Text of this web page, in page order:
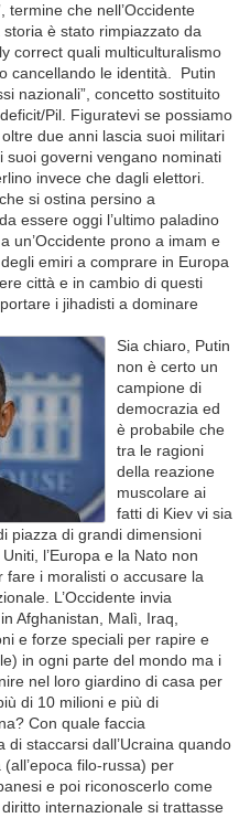
termine che nell’Occidente
è stato rimpiazzato da
correct quali multiculturalismo
cancellando le identità. Putin
nazionali”, concetto sostituito
Pil. Figuratevi se possiamo
due anni lascia suoi militari
suoi governi vengano nominati
invece che dagli elettori.
si ostina persino a
essere oggi l’ultimo paladino
un’Occidente prono a imam e
emiri a comprare in Europa
città e in cambio di questi
i jihadisti a dominare
Sia chiaro, Putin
non è certo un
campione di
democrazia ed
è probabile che
tra le ragioni
della reazione
muscolare ai
fatti di Kiev vi sia
piazza di grandi dimensioni
l’Europa e la Nato non
i moralisti o accusare la
L’Occidente invia
Afghanistan, Malì, Iraq,
e forze speciali per rapire e
in ogni parte del mondo ma i
nel loro giardino di casa per
di 10 milioni e più di
Con quale faccia
staccarsi dall’Ucraina quando
filo-russa) per
e poi riconoscerlo come
internazionale si trattasse